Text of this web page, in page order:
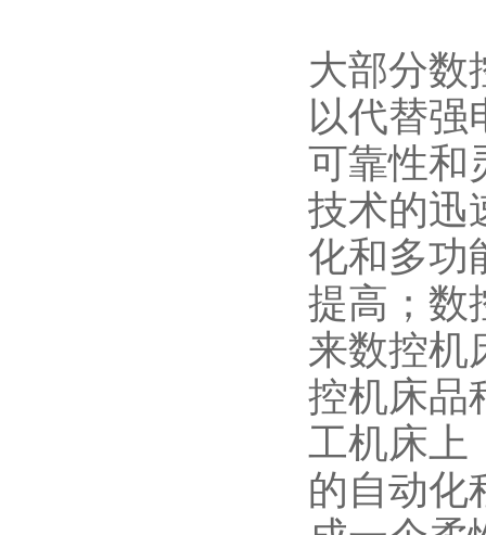
大部分数
以代替强
可靠性和
技术的迅
化和多功
提高；数
来数控机
控机床品
工机床上
的自动化